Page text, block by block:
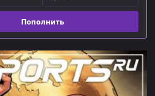
Пополнить